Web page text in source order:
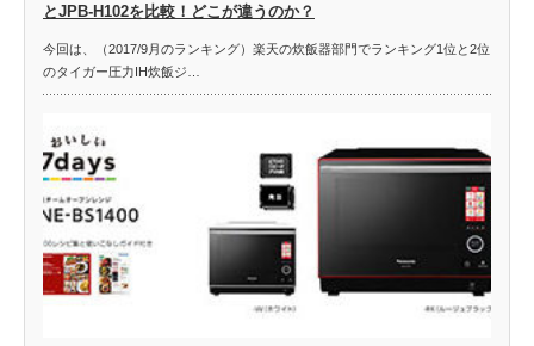
とJPB-H102を比較！どこが違うのか？
今回は、（2017/9月のランキング）楽天の炊飯器部門でランキング1位と2位
のタイガー圧力IH炊飯ジ…